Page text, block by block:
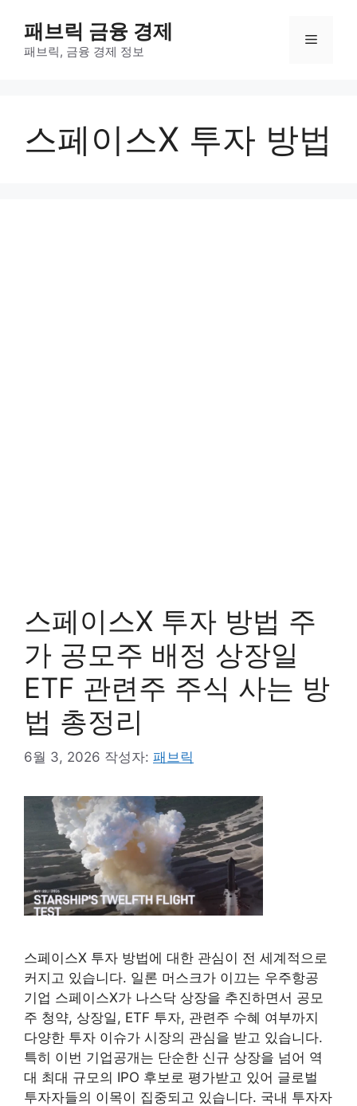
패브릭 금융 경제
패브릭, 금융 경제 정보
메
스페이스X 투자 방법
스페이스X 투자 방법 주
가 공모주 배정 상장일
ETF 관련주 주식 사는 방
법 총정리
6월 3, 2026 작성자: 패브릭
스페이스X 투자 방법에 대한 관심이 전 세계적으로
커지고 있습니다. 일론 머스크가 이끄는 우주항공
기업 스페이스X가 나스닥 상장을 추진하면서 공모
주 청약, 상장일, ETF 투자, 관련주 수혜 여부까지
다양한 투자 이슈가 시장의 관심을 받고 있습니다.
특히 이번 기업공개는 단순한 신규 상장을 넘어 역
대 최대 규모의 IPO 후보로 평가받고 있어 글로벌
투자자들의 이목이 집중되고 있습니다. 국내 투자자